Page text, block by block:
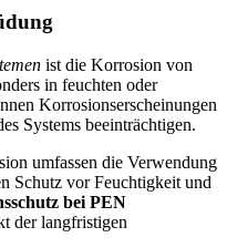
ist die Korrosion von
in feuchten oder
Korrosionserscheinungen
Systems beeinträchtigen.
umfassen die Verwendung
Schutz vor Feuchtigkeit und
bei PEN
der langfristigen